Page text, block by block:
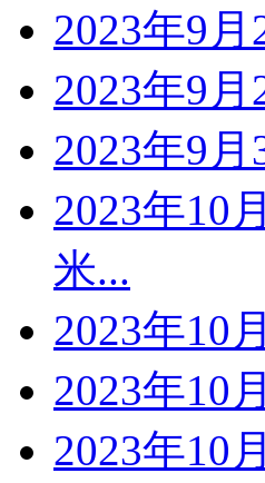
2023年9
2023年9
2023年9
2023年10
米...
2023年10
2023年10
2023年10